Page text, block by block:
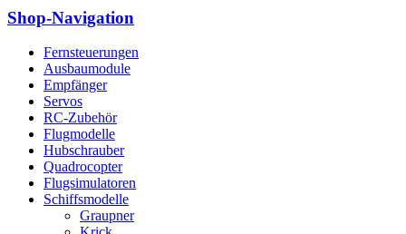
Shop-Navigation
Fernsteuerungen
Ausbaumodule
Empfänger
Servos
RC-Zubehör
Flugmodelle
Hubschrauber
Quadrocopter
Flugsimulatoren
Schiffsmodelle
Graupner